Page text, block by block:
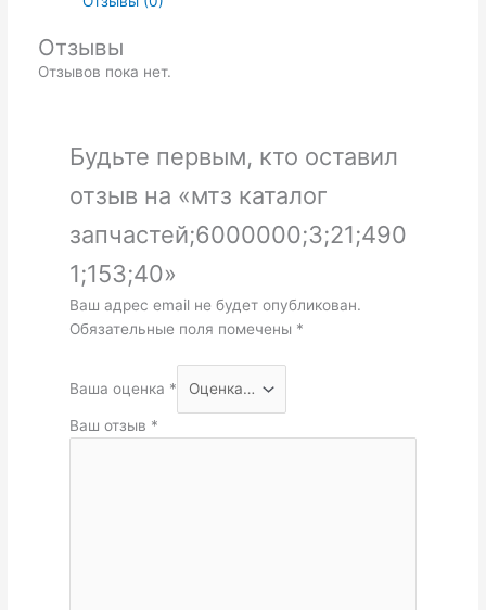
Отзывы
Отзывов пока нет.
Будьте первым, кто оставил
отзыв на «мтз каталог
запчастей;6000000;3;21;490
1;153;40»
Ваш адрес email не будет опубликован.
Обязательные поля помечены *
Ваша оценка *
Ваш отзыв *